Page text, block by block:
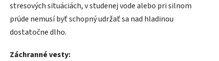
stresových situáciách, v studenej vode alebo pri silnom
prúde nemusí byť schopný udržať sa nad hladinou
dostatočne dlho.
Záchranné vesty: